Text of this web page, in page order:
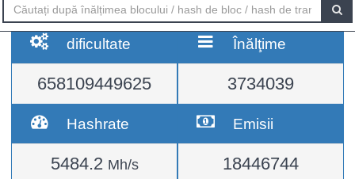
dificultate
658109449625
Înălţime
3734039
Hashrate
5484.2 Mh/s
Emisii
18446744